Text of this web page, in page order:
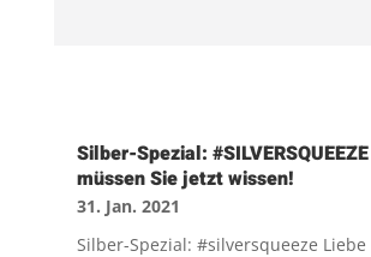
Silber-Spezial:
müssen Sie jetzt wissen!
31. Jan. 2021
Silber-Spezial: #silversqueeze Liebe